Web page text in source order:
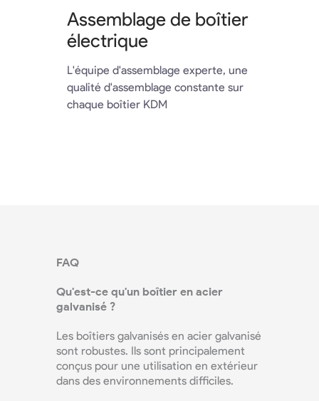
Assemblage de boîtier
électrique
L'équipe d'assemblage experte, une
qualité d'assemblage constante sur
chaque boîtier KDM
FAQ
Qu'est-ce qu'un boîtier en acier
galvanisé ?
Les boîtiers galvanisés en acier galvanisé
sont robustes. Ils sont principalement
conçus pour une utilisation en extérieur
dans des environnements difficiles.